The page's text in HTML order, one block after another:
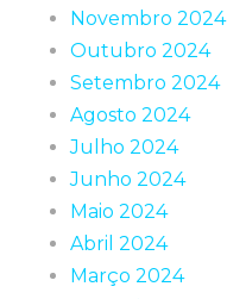
Novembro 2024
Outubro 2024
Setembro 2024
Agosto 2024
Julho 2024
Junho 2024
Maio 2024
Abril 2024
Março 2024